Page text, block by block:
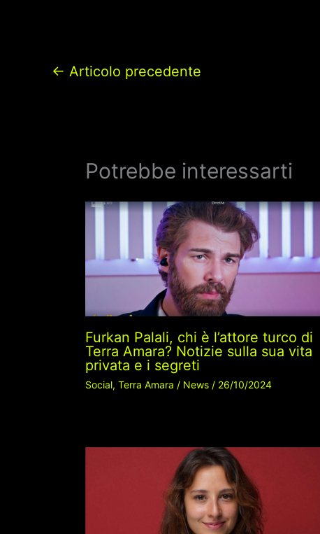
← Articolo precedente
Potrebbe interessarti
Furkan Palali, chi è l’attore turco di
Terra Amara? Notizie sulla sua vita
privata e i segreti
Social, Terra Amara / News / 26/10/2024